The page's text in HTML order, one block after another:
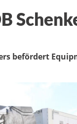
befördert